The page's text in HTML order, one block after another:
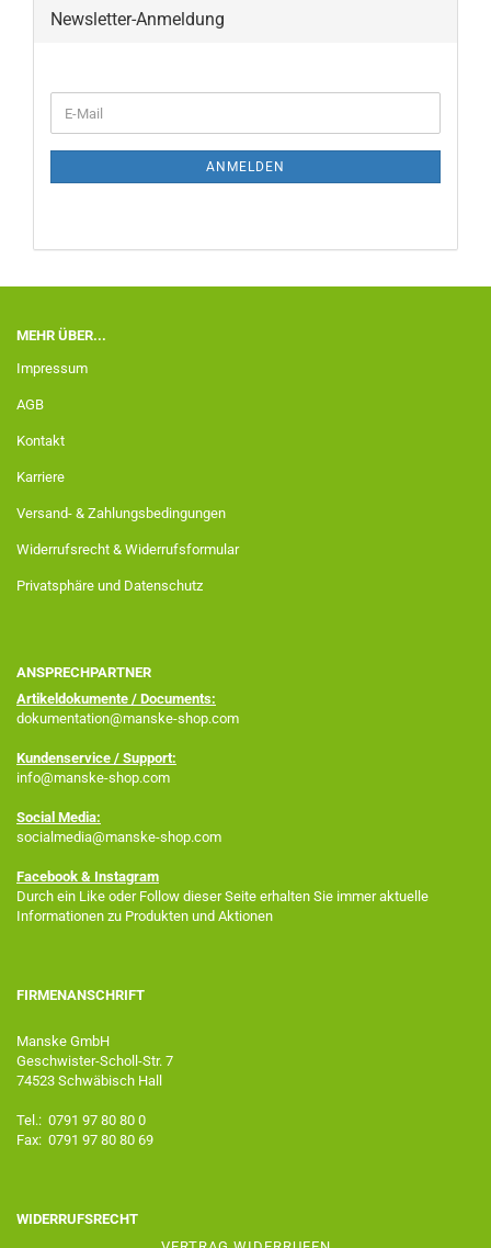
Newsletter-Anmeldung
ANMELDEN
MEHR ÜBER...
Impressum
AGB
Kontakt
Karriere
Versand- & Zahlungsbedingungen
Widerrufsrecht & Widerrufsformular
Privatsphäre und Datenschutz
ANSPRECHPARTNER
Artikeldokumente / Documents:
dokumentation@manske-shop.com
Kundenservice / Support:
info@manske-shop.com
Social Media:
socialmedia@manske-shop.com
Facebook & Instagram
Durch ein Like oder Follow dieser Seite erhalten Sie immer aktuelle
Informationen zu Produkten und Aktionen
FIRMENANSCHRIFT
Manske GmbH
Geschwister-Scholl-Str. 7
74523 Schwäbisch Hall
Tel.: 0791 97 80 80 0
Fax: 0791 97 80 80 69
WIDERRUFSRECHT